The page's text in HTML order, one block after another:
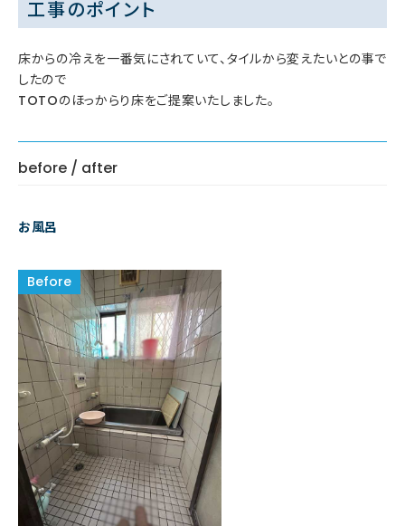
工事のポイント
床からの冷えを一番気にされていて、タイルから変えたいとの事で
したので
TOTOのほっからり床をご提案いたしました。
before / after
お風呂